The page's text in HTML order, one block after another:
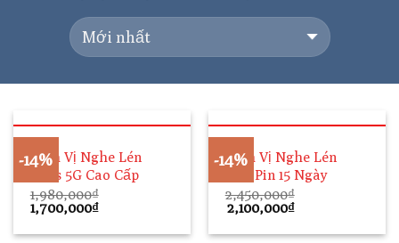
-14%
Định Vị Nghe Lén
N24s 5G Cao Cấp
1,980,000₫
Giá
gốc
là:
1,700,000₫Giá
tại
-14%
Định Vị Nghe Lén
N30 Pin 15 Ngày
2,450,000₫
Giá
gốc
là:
2,100,000₫Giá
tại